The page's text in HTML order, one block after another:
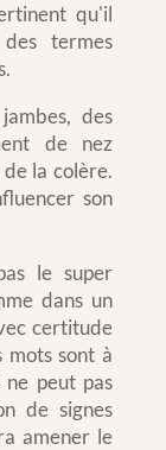
qu'il
des termes
des
de nez
la colère.
son
le super
dans un
certitude
mots sont à
peut pas
de signes
amener le